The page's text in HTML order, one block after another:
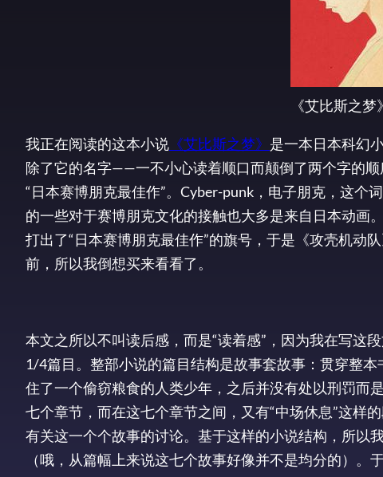
《艾比斯之梦
我正在阅读的这本小说 《艾比斯之梦》 是一本日本科幻
除了它的名字——一不小心读着顺口而颠倒了两个字的
“日本赛博朋克最佳作”。Cyber-punk，电子朋克，这
的一些对于赛博朋克文化的接触也大多是来自日本动画
打出了“日本赛博朋克最佳作”的旗号，于是《攻壳机动
前，所以我倒想买来看看了。
本文之所以不叫读后感，而是“读着感”，因为我在写这
1/4篇目。整部小说的篇目结构是故事套故事：贯穿整
住了一个偷窃粮食的人类少年，之后并没有处以刑罚而
七个章节，而在这七个章节之间，又有“中场休息”这样
有关这一个个故事的讨论。基于这样的小说结构，所以
（哦，从篇幅上来说这七个故事好像并不是均分的）。